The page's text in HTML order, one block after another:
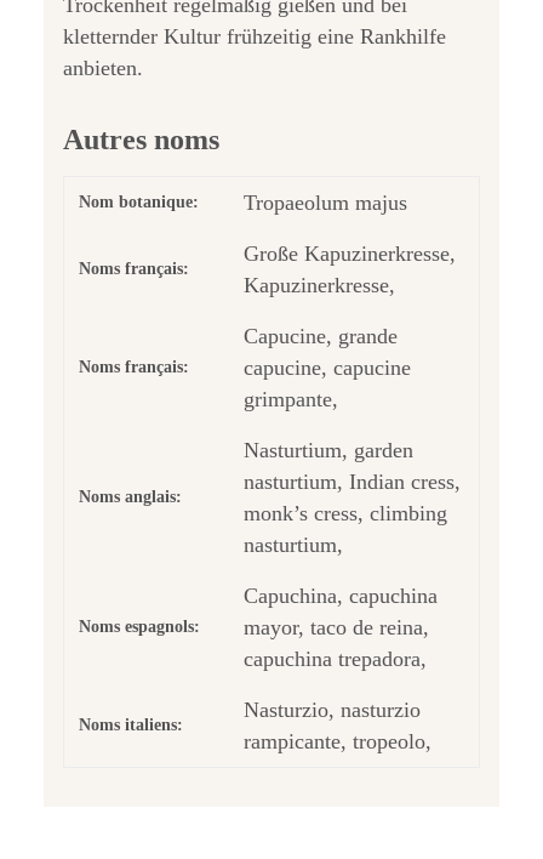
kletternder Kultur frühzeitig eine Rankhilfe
anbieten.
Autres noms
Nom botanique: Tropaeolum majus
Noms français:
Große Kapuzinerkresse,
Kapuzinerkresse,
Noms français:
Capucine, grande
capucine, capucine
grimpante,
Noms anglais:
Nasturtium, garden
nasturtium, Indian cress,
monk’s cress, climbing
nasturtium,
Noms espagnols:
Capuchina, capuchina
mayor, taco de reina,
capuchina trepadora,
Noms italiens:
Nasturzio, nasturzio
rampicante, tropeolo,